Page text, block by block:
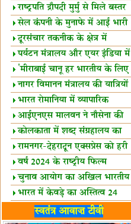
व्यापार विस्तार
राष्ट्रपति द्रौपदी मुर्मु से मिले बस्तर
के प्रतिनिधि
सेल कंपनी के मुनाफे में आई भारी
उछाल!
दूरसंचार तकनीक के क्षेत्र में
उत्कृष्टता पुरस्कार
पर्यटन मंत्रालय और एयर इंडिया में
समझौता
'मीराबाई चानू हर भारतीय के लिए
प्रेरणा'
नागर विमानन मंत्रालय की यात्रियों
को सलाह
भारत रोमानिया में व्यापारिक
साझेदारियां
आईएनएस मालवन ने नौसेना की
ताकत बढ़ाई
कोलकाता में शब्द संग्रहालय का
उद्घाटन
रामनगर-देहरादून एक्सप्रेस को हरी
झंडीवर्ष 2024 के राष्ट्रीय फिल्म
पुरस्कारों की घोषणा
चुनाव आयोग का अखिल भारतीय
मीडिया सम्मेलन
भारत में केवड़े का अस्तित्‍व 24
लाख वर्ष!
लखनऊ में 'एक राष्ट्र एक चुनाव'
स्वतंत्र आवाज़ टीवी